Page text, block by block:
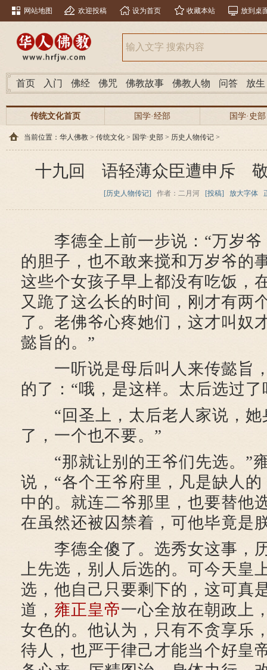
网站地图 欢迎投稿 设为首页 收藏本站 放到桌
首页 入门 佛经 佛咒 佛教故事 佛教人物 问答 放生
传统文化首页 国学·经部 国学·史部
当前位置： 华人佛教 > 传统文化 > 国学·史部 > 历史人物传记 >
十九回 语轻薄众臣遭申斥 敬
[历史人物传记] 作者：二月河 [投稿] 放大字体
李德全上前一步说：“万岁爷
的胆子，也不敢来搅和万岁爷的
这些个女孩子早上都没有吃饭，
又跪了这么长的时间，刚才有两
了。老佛爷心疼她们，这才叫奴
懿旨的。”
一听说是母后叫人来传懿旨
的了：“哦，是这样。太后选过了
“回圣上，太后老人家说，她
了，一个也不要。”
“那就让别的王爷们先选。”
说，“各个王爷府里，凡是缺人
中的。就连二爷那里，也要替他
在虽然还被囚禁着，可他毕竟是
李德全傻了。选秀女这事，
上先选，别人后选的。可今天皇
选，他自己只要剩下的，这可真
道， 雍正皇帝一心全放在朝政上
女色的。他认为，只有不贪享乐
待人，也严于律己才能当个好皇